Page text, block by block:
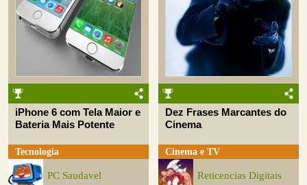
iPhone 6 com Tela Maior e
Bateria Mais Potente
Tecnologia
PC Saudavel
Dez Frases Marcantes do
Cinema
Cinema e TV
Reticencias Digitais